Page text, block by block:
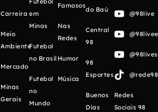
Carreira
Meio
Ambiente
Mercado
Minas
Gerais
em
Minas
Futebol
no Brasil
Futebol
no
Mundo
Famosos
Nas
Redes
Humor
Música
do Baú
Central
98
98
Esportes
Buenos
Días
@98live
Redes
Sociais 98